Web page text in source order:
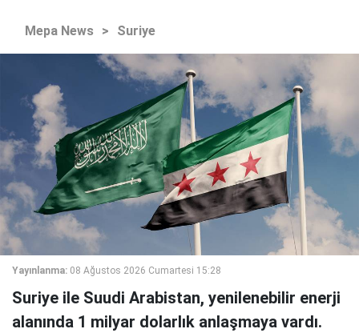
Mepa News > Suriye
Yayınlanma: 08 Ağustos 2026 Cumartesi 15:28
Suriye ile Suudi Arabistan, yenilenebilir enerji
alanında 1 milyar dolarlık anlaşmaya vardı.